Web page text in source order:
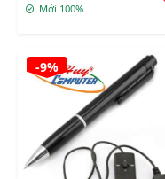
Mới 100%
-9%